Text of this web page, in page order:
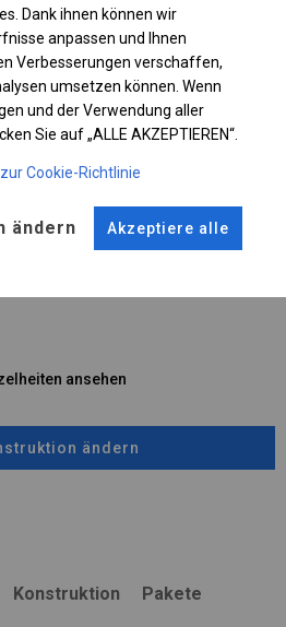
Stahl ca.fi 54 mm
ansehen
ändern
Konstruktion Pakete
Dank ihnen können wir
anpassen und Ihnen
Verbesserungen verschaffen,
umsetzen können. Wenn
und der Verwendung aller
Sie auf „ALLE AKZEPTIEREN“.
Cookie-Richtlinie
ändern Akzeptiere alle